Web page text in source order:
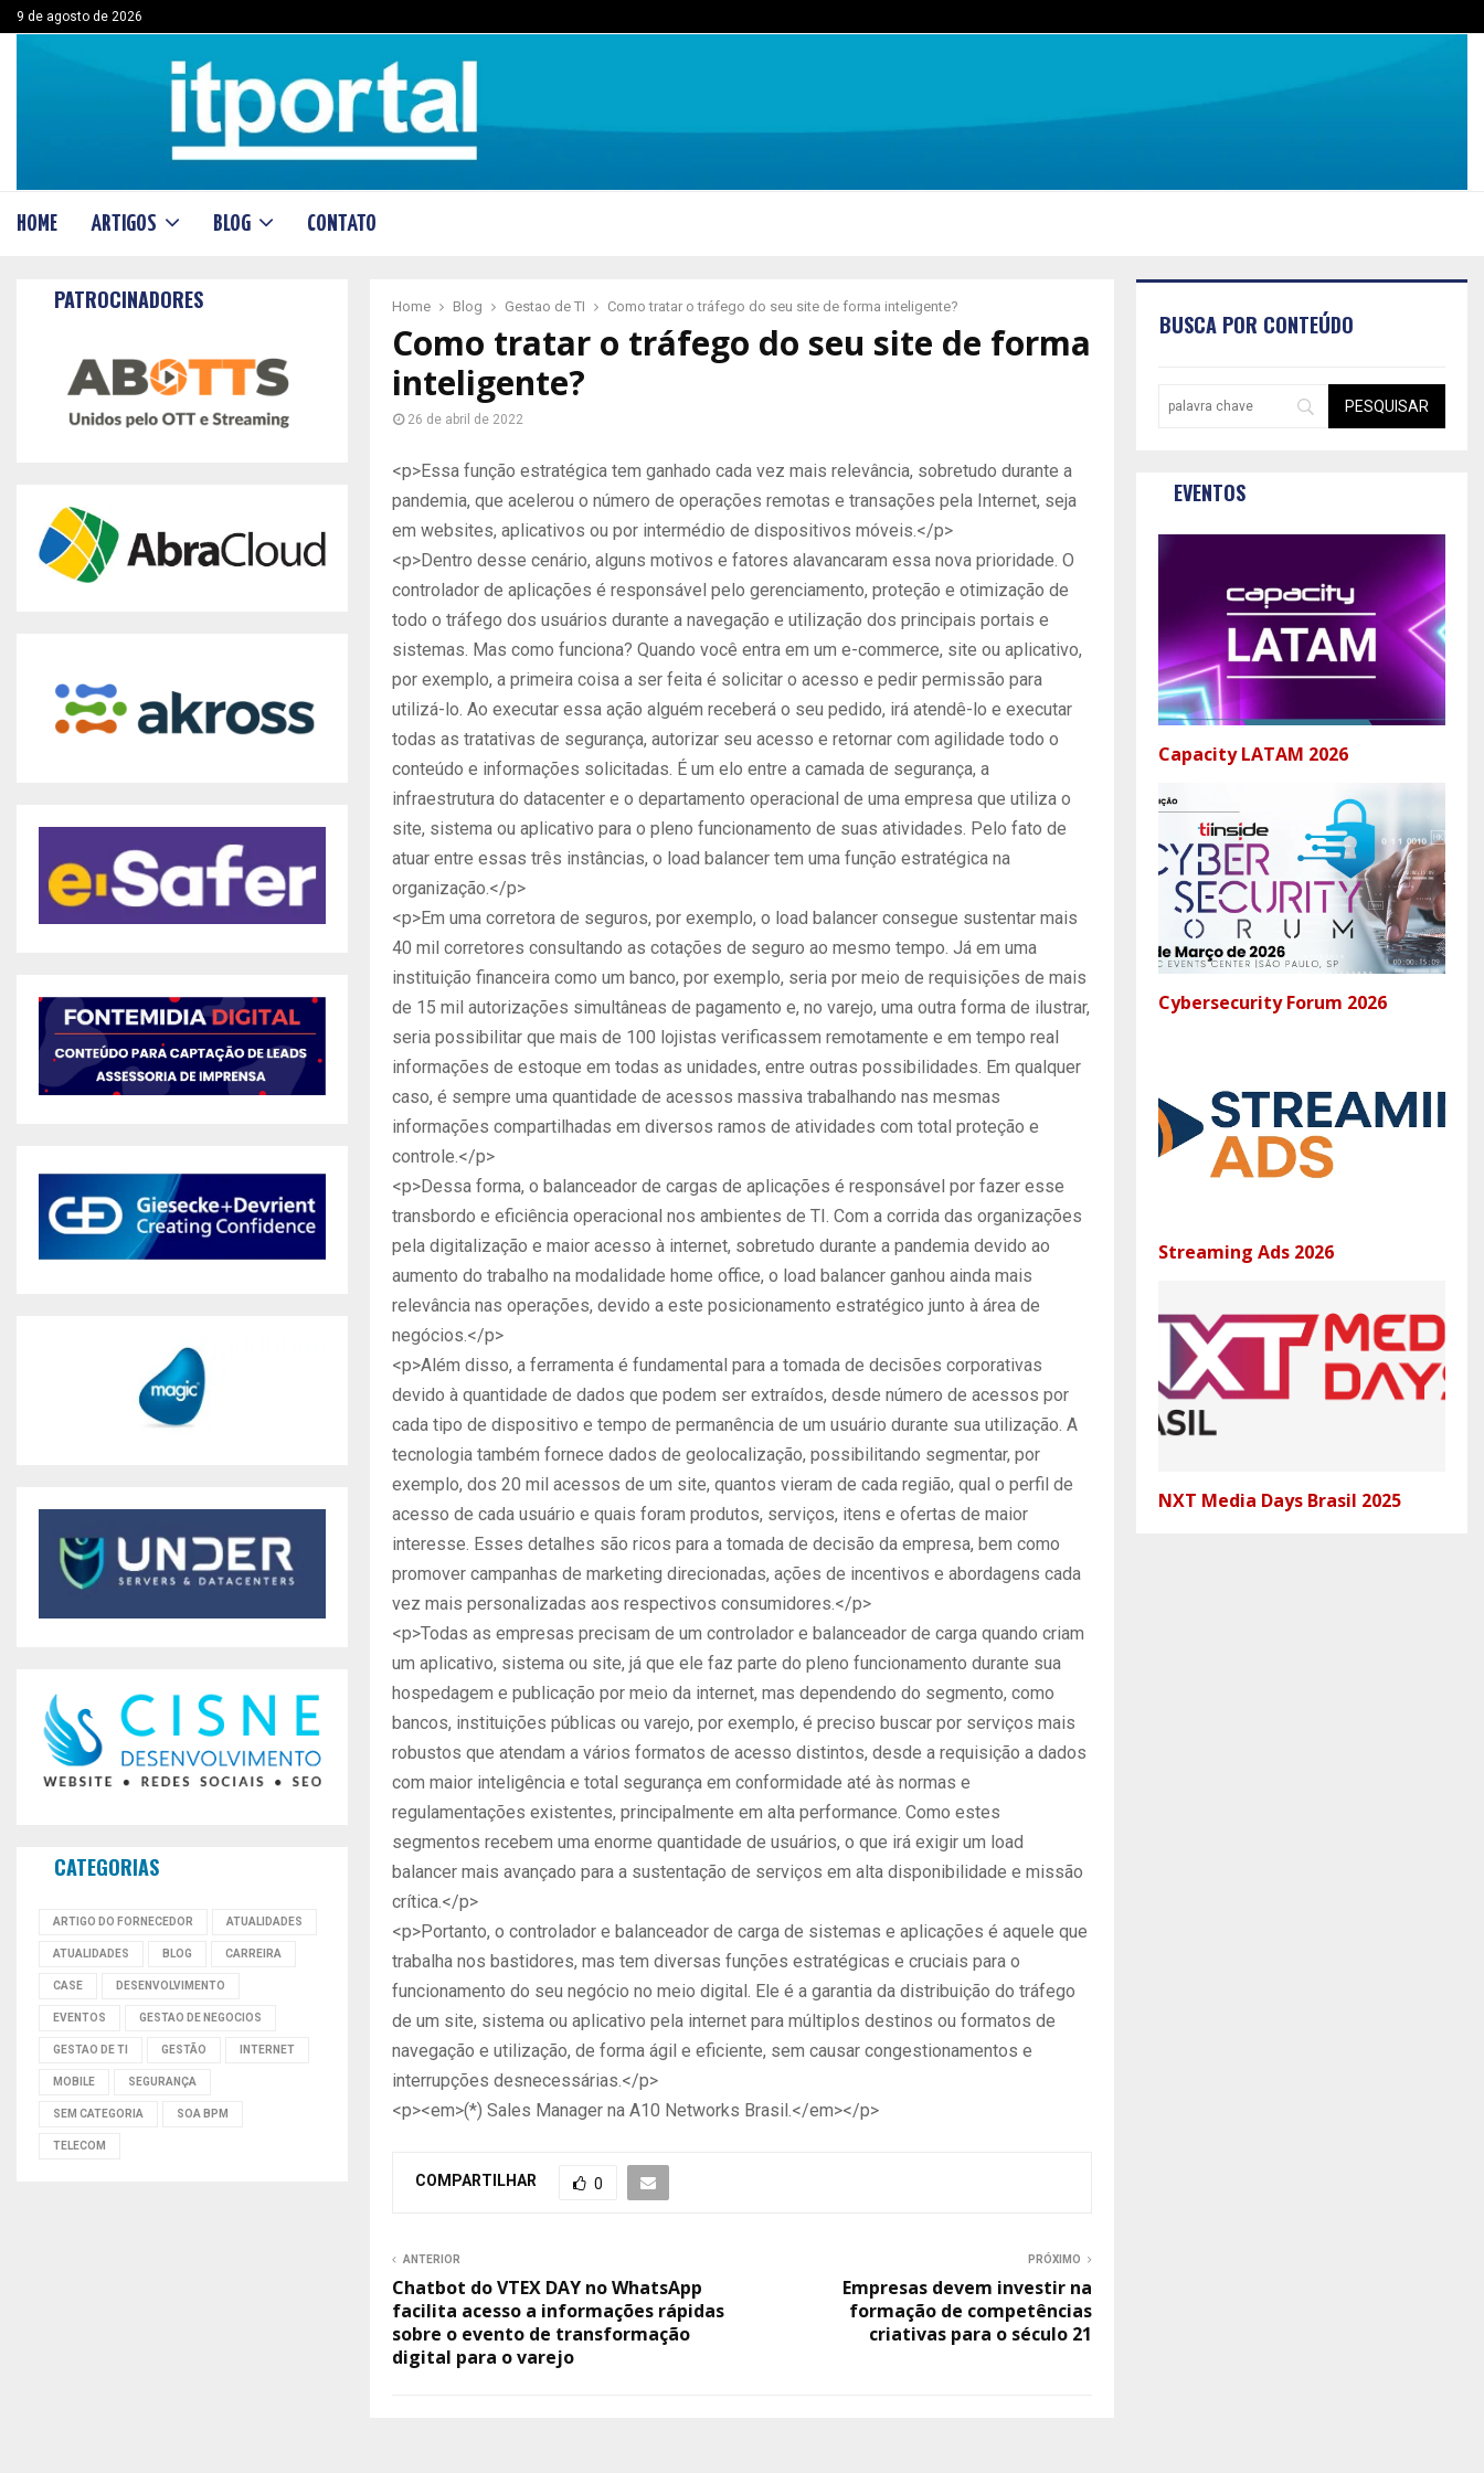
9 de agosto de 2026
HOME ARTIGOS BLOG CONTATO
Home Blog Gestao de TI Como tratar o tráfego do seu site de forma inteligente?
Como tratar o tráfego do seu site de forma
inteligente?
26 de abril de 2022
<p>Essa função estratégica tem ganhado cada vez mais relevância, sobretudo durante a
pandemia, que acelerou o número de operações remotas e transações pela Internet, seja
em websites, aplicativos ou por intermédio de dispositivos móveis.</p>
<p>Dentro desse cenário, alguns motivos e fatores alavancaram essa nova prioridade. O
controlador de aplicações é responsável pelo gerenciamento, proteção e otimização de
todo o tráfego dos usuários durante a navegação e utilização dos principais portais e
sistemas. Mas como funciona? Quando você entra em um e-commerce, site ou aplicativo,
por exemplo, a primeira coisa a ser feita é solicitar o acesso e pedir permissão para
utilizá-lo. Ao executar essa ação alguém receberá o seu pedido, irá atendê-lo e executar
todas as tratativas de segurança, autorizar seu acesso e retornar com agilidade todo o
conteúdo e informações solicitadas. É um elo entre a camada de segurança, a
infraestrutura do datacenter e o departamento operacional de uma empresa que utiliza o
site, sistema ou aplicativo para o pleno funcionamento de suas atividades. Pelo fato de
atuar entre essas três instâncias, o load balancer tem uma função estratégica na
organização.</p>
<p>Em uma corretora de seguros, por exemplo, o load balancer consegue sustentar mais
40 mil corretores consultando as cotações de seguro ao mesmo tempo. Já em uma
instituição financeira como um banco, por exemplo, seria por meio de requisições de mais
de 15 mil autorizações simultâneas de pagamento e, no varejo, uma outra forma de ilustrar,
seria possibilitar que mais de 100 lojistas verificassem remotamente e em tempo real
informações de estoque em todas as unidades, entre outras possibilidades. Em qualquer
caso, é sempre uma quantidade de acessos massiva trabalhando nas mesmas
informações compartilhadas em diversos ramos de atividades com total proteção e
controle.</p>
<p>Dessa forma, o balanceador de cargas de aplicações é responsável por fazer esse
transbordo e eficiência operacional nos ambientes de TI. Com a corrida das organizações
pela digitalização e maior acesso à internet, sobretudo durante a pandemia devido ao
aumento do trabalho na modalidade home office, o load balancer ganhou ainda mais
relevância nas operações, devido a este posicionamento estratégico junto à área de
negócios.</p>
<p>Além disso, a ferramenta é fundamental para a tomada de decisões corporativas
devido à quantidade de dados que podem ser extraídos, desde número de acessos por
cada tipo de dispositivo e tempo de permanência de um usuário durante sua utilização. A
tecnologia também fornece dados de geolocalização, possibilitando segmentar, por
exemplo, dos 20 mil acessos de um site, quantos vieram de cada região, qual o perfil de
acesso de cada usuário e quais foram produtos, serviços, itens e ofertas de maior
interesse. Esses detalhes são ricos para a tomada de decisão da empresa, bem como
promover campanhas de marketing direcionadas, ações de incentivos e abordagens cada
vez mais personalizadas aos respectivos consumidores.</p>
<p>Todas as empresas precisam de um controlador e balanceador de carga quando criam
um aplicativo, sistema ou site, já que ele faz parte do pleno funcionamento durante sua
hospedagem e publicação por meio da internet, mas dependendo do segmento, como
bancos, instituições públicas ou varejo, por exemplo, é preciso buscar por serviços mais
robustos que atendam a vários formatos de acesso distintos, desde a requisição a dados
com maior inteligência e total segurança em conformidade até às normas e
regulamentações existentes, principalmente em alta performance. Como estes
segmentos recebem uma enorme quantidade de usuários, o que irá exigir um load
balancer mais avançado para a sustentação de serviços em alta disponibilidade e missão
crítica.</p>
<p>Portanto, o controlador e balanceador de carga de sistemas e aplicações é aquele que
trabalha nos bastidores, mas tem diversas funções estratégicas e cruciais para o
funcionamento do seu negócio no meio digital. Ele é a garantia da distribuição do tráfego
de um site, sistema ou aplicativo pela internet para múltiplos destinos ou formatos de
navegação e utilização, de forma ágil e eficiente, sem causar congestionamentos e
interrupções desnecessárias.</p>
<p><em>(*) Sales Manager na A10 Networks Brasil.</em></p>
COMPARTILHAR 0
ANTERIOR
Chatbot do VTEX DAY no WhatsApp
facilita acesso a informações rápidas
sobre o evento de transformação
digital para o varejo
PRÓXIMO
Empresas devem investir na
formação de competências
criativas para o século 21
PATROCINADORES
CATEGORIAS
ARTIGO DO FORNECEDOR ATUALIDADES
ATUALIDADES BLOG CARREIRA
CASE DESENVOLVIMENTO
EVENTOS GESTAO DE NEGOCIOS
GESTAO DE TI GESTÃO INTERNET
MOBILE SEGURANÇA
SEM CATEGORIA SOA BPM
TELECOM
BUSCA POR CONTEÚDO
EVENTOS
Capacity LATAM 2026
Cybersecurity Forum 2026
Streaming Ads 2026
NXT Media Days Brasil 2025